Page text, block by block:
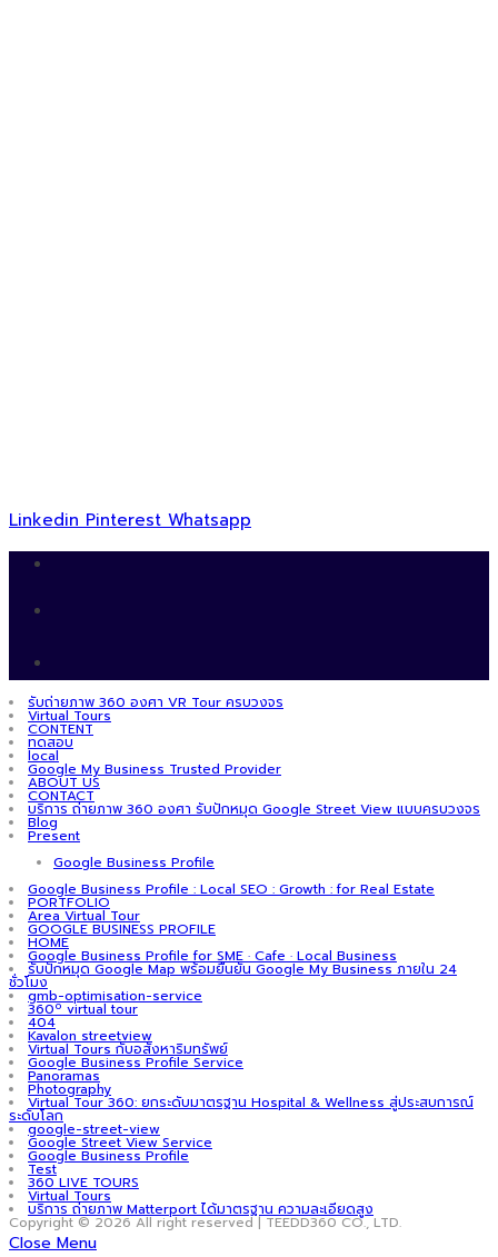
Linkedin Pinterest Whatsapp
รับถ่ายภาพ 360 องศา VR Tour ครบวงจร
Virtual Tours
CONTENT
ทดสอบ
local
Google My Business Trusted Provider
ABOUT US
CONTACT
บริการ ถ่ายภาพ 360 องศา รับปักหมุด Google Street View แบบครบวงจร
Blog
Present
Google Business Profile
Google Business Profile : Local SEO : Growth : for Real Estate
PORTFOLIO
Area Virtual Tour
GOOGLE BUSINESS PROFILE
HOME
Google Business Profile for SME · Cafe · Local Business
รับปักหมุด Google Map พร้อมยืนยัน Google My Business ภายใน 24
ชั่วโมง
gmb-optimisation-service
360º virtual tour
404
Kavalon streetview
Virtual Tours กับอสังหาริมทรัพย์
Google Business Profile Service
Panoramas
Photography
Virtual Tour 360: ยกระดับมาตรฐาน Hospital & Wellness สู่ประสบการณ์
ระดับโลก
google-street-view
Google Street View Service
Google Business Profile
Test
360 LIVE TOURS
Virtual Tours
บริการ ถ่ายภาพ Matterport ได้มาตรฐาน ความละเอียดสูง
Copyright © 2026 All right reserved | TEEDD360 CO., LTD.
Close Menu